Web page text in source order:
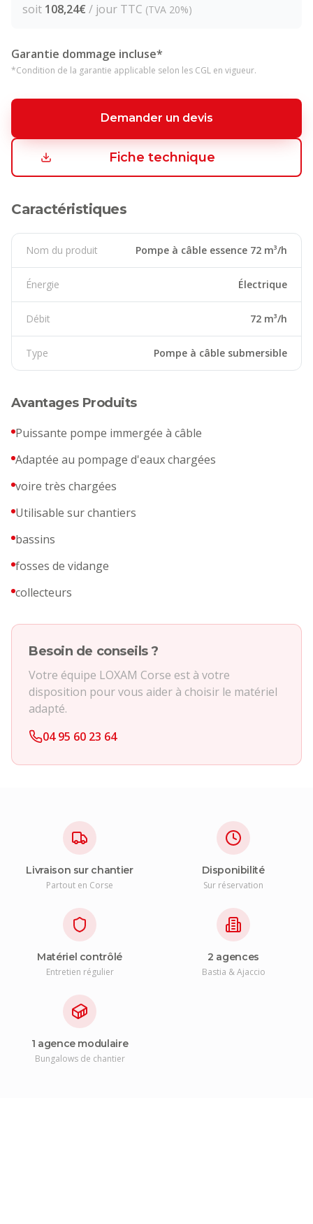
soit 108,24€ / jour TTC (TVA 20%)
Garantie dommage incluse*
*Condition de la garantie applicable selon les CGL en vigueur.
Demander un devis
Fiche technique
Caractéristiques
Nom du produit Pompe à câble essence 72 m³/h
Énergie Électrique
Débit 72 m³/h
Type Pompe à câble submersible
Avantages Produits
Puissante pompe immergée à câble
Adaptée au pompage d'eaux chargées
voire très chargées
Utilisable sur chantiers
bassins
fosses de vidange
collecteurs
Besoin de conseils ?
Votre équipe LOXAM Corse est à votre
disposition pour vous aider à choisir le matériel
adapté.
04 95 60 23 64
Livraison sur chantier
Partout en Corse
Disponibilité
Sur réservation
Matériel contrôlé
Entretien régulier
2 agences
Bastia & Ajaccio
1 agence modulaire
Bungalows de chantier